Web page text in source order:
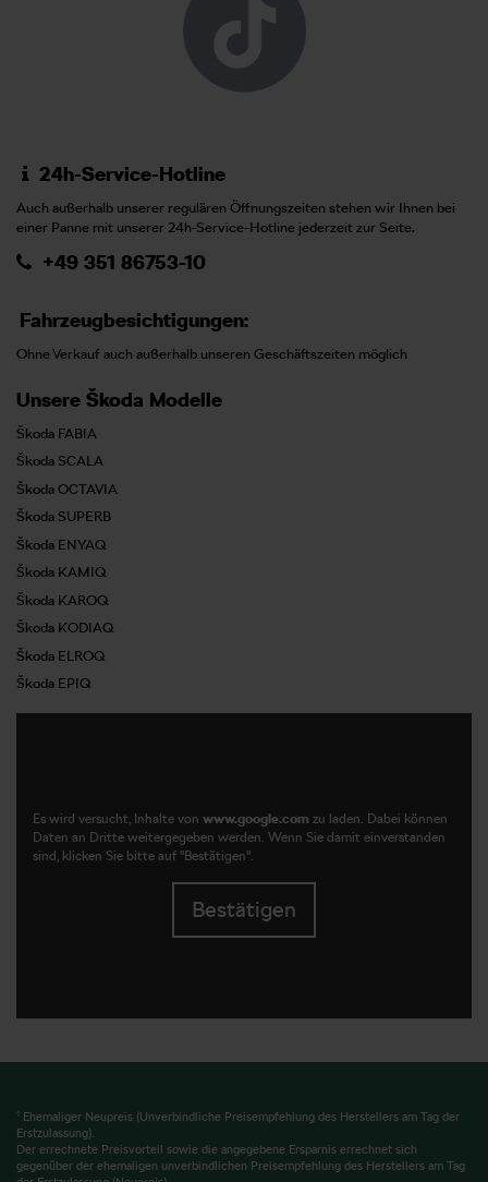
24h-Service-Hotline
Auch außerhalb unserer regulären Öffnungszeiten stehen wir Ihnen bei
einer Panne mit unserer 24h-Service-Hotline jederzeit zur Seite.
+49 351 86753-10
Fahrzeugbesichtigungen:
Ohne Verkauf auch außerhalb unseren Geschäftszeiten möglich
Unsere Škoda Modelle
Škoda FABIA
Škoda SCALA
Škoda OCTAVIA
Škoda SUPERB
Škoda ENYAQ
Škoda KAMIQ
Škoda KAROQ
Škoda KODIAQ
Škoda ELROQ
Škoda EPIQ
Es wird versucht, Inhalte von www.google.com zu laden. Dabei können
Daten an Dritte weitergegeben werden. Wenn Sie damit einverstanden
sind, klicken Sie bitte auf "Bestätigen".
Bestätigen
1 Ehemaliger Neupreis (Unverbindliche Preisempfehlung des Herstellers am Tag der
Erstzulassung).
Der errechnete Preisvorteil sowie die angegebene Ersparnis errechnet sich
gegenüber der ehemaligen unverbindlichen Preisempfehlung des Herstellers am Tag